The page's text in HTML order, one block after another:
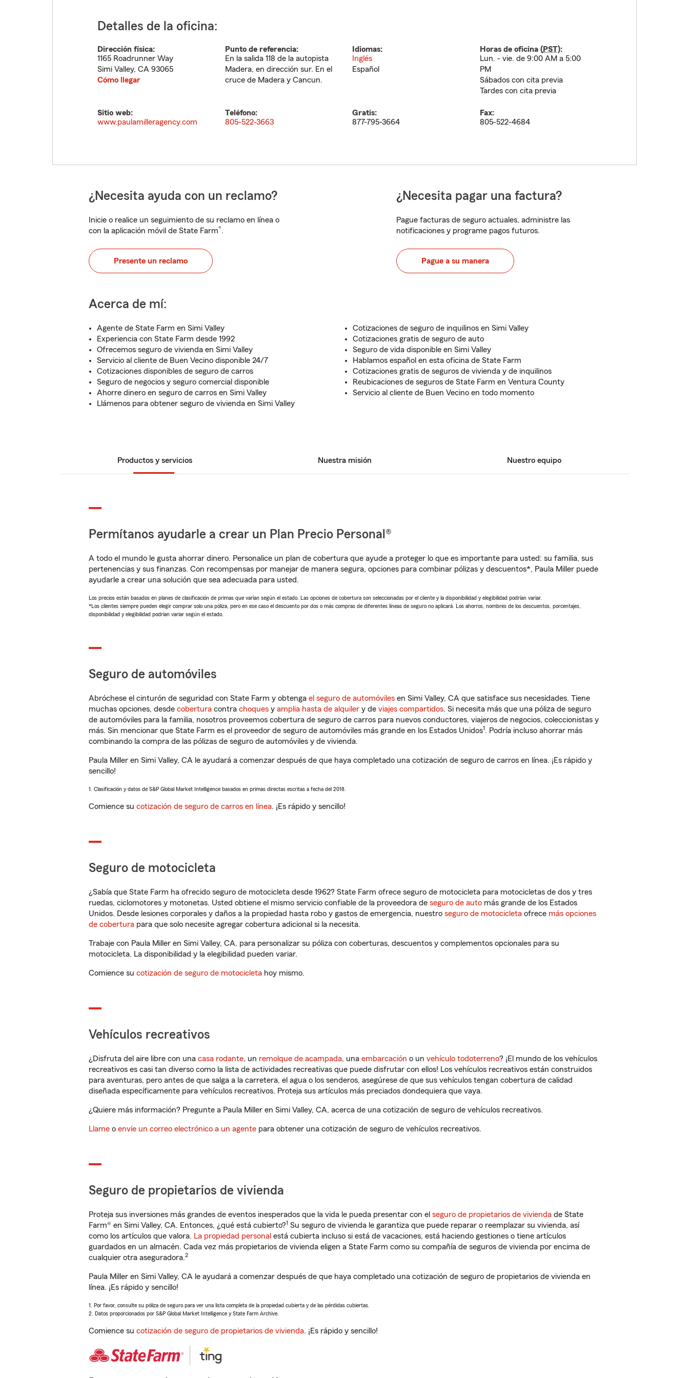
Detalles de la oficina:
Dirección física:
1165 Roadrunner Way
Simi Valley, CA 93065
Cómo llegar
Punto de referencia:
En la salida 118 de la autopista
Madera, en dirección sur. En el
cruce de Madera y Cancun.
Idiomas:
Inglés
Español
Horas de oficina (PST):
Lun. - vie. de 9:00 AM a 5:00
PM
Sábados con cita previa
Tardes con cita previa
Sitio web:
www.paulamilleragency.com
Teléfono:
805-522-3663
Gratis:
877-795-3664
Fax:
805-522-4684
¿Necesita ayuda con un reclamo?
Inicie o realice un seguimiento de su reclamo en línea o
con la aplicación móvil de State Farm®.
Presente un reclamo
¿Necesita pagar una factura?
Pague facturas de seguro actuales, administre las
notificaciones y programe pagos futuros.
Pague a su manera
Acerca de mí:
Agente de State Farm en Simi Valley
Experiencia con State Farm desde 1992
Ofrecemos seguro de vivienda en Simi Valley
Servicio al cliente de Buen Vecino disponible 24/7
Cotizaciones disponibles de seguro de carros
Seguro de negocios y seguro comercial disponible
Ahorre dinero en seguro de carros en Simi Valley
Llámenos para obtener seguro de vivienda en Simi Valley
Cotizaciones de seguro de inquilinos en Simi Valley
Cotizaciones gratis de seguro de auto
Seguro de vida disponible en Simi Valley
Hablamos español en esta oficina de State Farm
Cotizaciones gratis de seguros de vivienda y de inquilinos
Reubicaciones de seguros de State Farm en Ventura County
Servicio al cliente de Buen Vecino en todo momento
Productos y servicios Nuestra misión Nuestro equipo
Permítanos ayudarle a crear un Plan Precio Personal®
A todo el mundo le gusta ahorrar dinero. Personalice un plan de cobertura que ayude a proteger lo que es importante para usted: su familia, sus
pertenencias y sus finanzas. Con recompensas por manejar de manera segura, opciones para combinar pólizas y descuentos*, Paula Miller puede
ayudarle a crear una solución que sea adecuada para usted.
Los precios están basados en planes de clasificación de primas que varían según el estado. Las opciones de cobertura son seleccionadas por el cliente y la disponibilidad y elegibilidad podrían variar.
*Los clientes siempre pueden elegir comprar solo una póliza, pero en ese caso el descuento por dos o más compras de diferentes líneas de seguro no aplicará. Los ahorros, nombres de los descuentos, porcentajes,
disponibilidad y elegibilidad podrían variar según el estado.
Seguro de automóviles
Abróchese el cinturón de seguridad con State Farm y obtenga el seguro de automóviles en Simi Valley, CA que satisface sus necesidades. Tiene
muchas opciones, desde cobertura contra choques y amplia hasta de alquiler y de viajes compartidos. Si necesita más que una póliza de seguro
de automóviles para la familia, nosotros proveemos cobertura de seguro de carros para nuevos conductores, viajeros de negocios, coleccionistas y
más. Sin mencionar que State Farm es el proveedor de seguro de automóviles más grande en los Estados Unidos1. Podría incluso ahorrar más
combinando la compra de las pólizas de seguro de automóviles y de vivienda.
Paula Miller en Simi Valley, CA le ayudará a comenzar después de que haya completado una cotización de seguro de carros en línea. ¡Es rápido y
sencillo!
1. Clasificación y datos de S&P Global Market Intelligence basados en primas directas escritas a fecha del 2018.
Comience su cotización de seguro de carros en línea. ¡Es rápido y sencillo!
Seguro de motocicleta
¿Sabía que State Farm ha ofrecido seguro de motocicleta desde 1962? State Farm ofrece seguro de motocicleta para motocicletas de dos y tres
ruedas, ciclomotores y motonetas. Usted obtiene el mismo servicio confiable de la proveedora de seguro de auto más grande de los Estados
Unidos. Desde lesiones corporales y daños a la propiedad hasta robo y gastos de emergencia, nuestro seguro de motocicleta ofrece más opciones
de cobertura para que solo necesite agregar cobertura adicional si la necesita.
Trabaje con Paula Miller en Simi Valley, CA, para personalizar su póliza con coberturas, descuentos y complementos opcionales para su
motocicleta. La disponibilidad y la elegibilidad pueden variar.
Comience su cotización de seguro de motocicleta hoy mismo.
Vehículos recreativos
¿Disfruta del aire libre con una casa rodante, un remolque de acampada, una embarcación o un vehículo todoterreno? ¡El mundo de los vehículos
recreativos es casi tan diverso como la lista de actividades recreativas que puede disfrutar con ellos! Los vehículos recreativos están construidos
para aventuras, pero antes de que salga a la carretera, el agua o los senderos, asegúrese de que sus vehículos tengan cobertura de calidad
diseñada específicamente para vehículos recreativos. Proteja sus artículos más preciados dondequiera que vaya.
¿Quiere más información? Pregunte a Paula Miller en Simi Valley, CA, acerca de una cotización de seguro de vehículos recreativos.
Llame o envíe un correo electrónico a un agente para obtener una cotización de seguro de vehículos recreativos.
Seguro de propietarios de vivienda
Proteja sus inversiones más grandes de eventos inesperados que la vida le pueda presentar con el seguro de propietarios de vivienda de State
Farm® en Simi Valley, CA. Entonces, ¿qué está cubierto?1 Su seguro de vivienda le garantiza que puede reparar o reemplazar su vivienda, así
como los artículos que valora. La propiedad personal está cubierta incluso si está de vacaciones, está haciendo gestiones o tiene artículos
guardados en un almacén. Cada vez más propietarios de vivienda eligen a State Farm como su compañía de seguros de vivienda por encima de
cualquier otra aseguradora.2
Paula Miller en Simi Valley, CA le ayudará a comenzar después de que haya completado una cotización de seguro de propietarios de vivienda en
línea. ¡Es rápido y sencillo!
1. Por favor, consulte su póliza de seguro para ver una lista completa de la propiedad cubierta y de las pérdidas cubiertas.
2. Datos proporcionados por S&P Global Market Intelligence y State Farm Archive.
Comience su cotización de seguro de propietarios de vivienda. ¡Es rápido y sencillo!